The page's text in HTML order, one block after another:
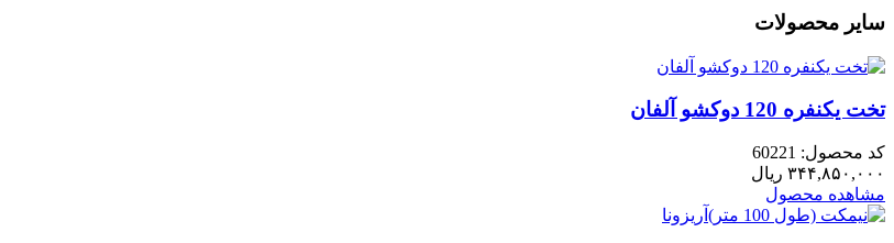
چپ
و
راست
تخت
بوفه
رابین
عدد
سایر محصولات
تخت یکنفره 120 دوکشو آلفان
کد محصول: 60221
۳۴۴,۸۵۰,۰۰۰ ریال
مشاهده محصول